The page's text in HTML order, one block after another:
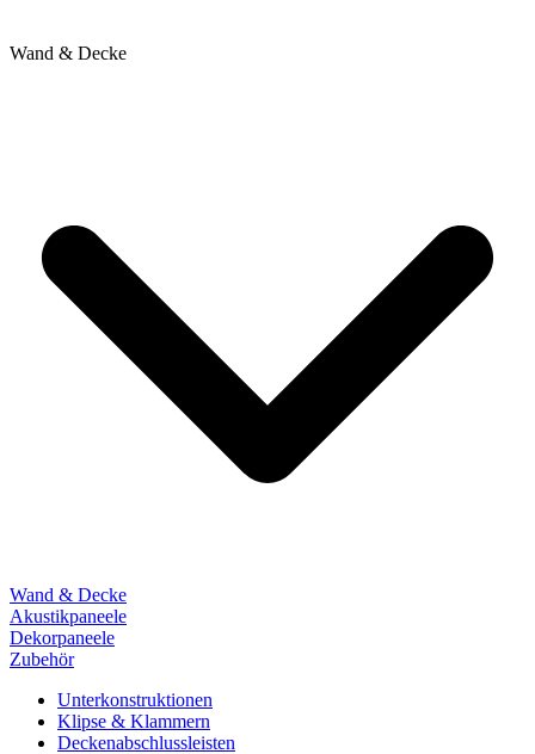
Wand & Decke
Wand & Decke
Akustikpaneele
Dekorpaneele
Zubehör
Unterkonstruktionen
Klipse & Klammern
Deckenabschlussleisten